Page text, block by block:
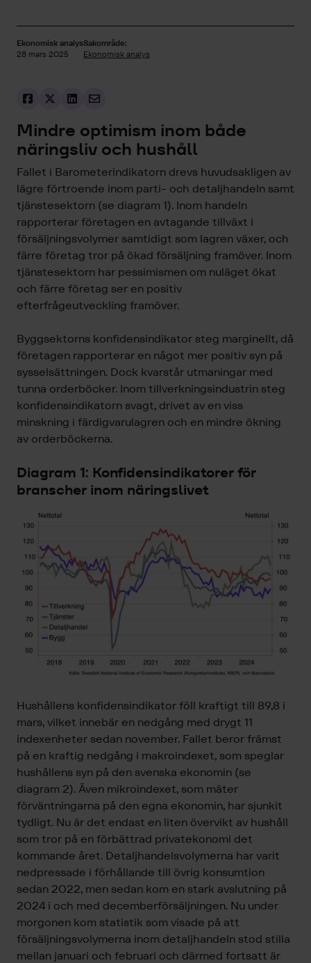
Ekonomisk analys
28 mars 2025
Sakområde:
Ekonomisk analys
Mindre optimism inom både
näringsliv och hushåll
Fallet i Barometerindikatorn drevs huvudsakligen av
lägre förtroende inom parti- och detaljhandeln samt
tjänstesektorn (se diagram 1). Inom handeln
rapporterar företagen en avtagande tillväxt i
försäljningsvolymer samtidigt som lagren växer, och
färre företag tror på ökad försäljning framöver. Inom
tjänstesektorn har pessimismen om nuläget ökat
och färre företag ser en positiv
efterfrågeutveckling framöver.
Byggsektorns konfidensindikator steg marginellt, då
företagen rapporterar en något mer positiv syn på
sysselsättningen. Dock kvarstår utmaningar med
tunna orderböcker. Inom tillverkningsindustrin steg
konfidensindikatorn svagt, drivet av en viss
minskning i färdigvarulagren och en mindre ökning
av orderböckerna.
Diagram 1: Konfidensindikatorer för
branscher inom näringslivet
Hushållens konfidensindikator föll kraftigt till 89,8 i
mars, vilket innebär en nedgång med drygt 11
indexenheter sedan november. Fallet beror främst
på en kraftig nedgång i makroindexet, som speglar
hushållens syn på den svenska ekonomin (se
diagram 2). Även mikroindexet, som mäter
förväntningarna på den egna ekonomin, har sjunkit
tydligt. Nu är det endast en liten övervikt av hushåll
som tror på en förbättrad privatekonomi det
kommande året. Detaljhandelsvolymerna har varit
nedpressade i förhållande till övrig konsumtion
sedan 2022, men sedan kom en stark avslutning på
2024 i och med decemberförsäljningen. Nu under
morgonen kom statistik som visade på att
försäljningsvolymerna inom detaljhandeln stod stilla
mellan januari och februari och därmed fortsatt är